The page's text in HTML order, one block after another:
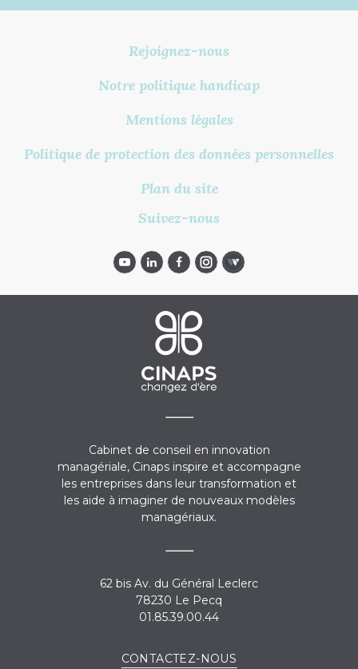
Cabinet de conseil en innovation
managériale, Cinaps inspire et accompagne
les entreprises dans leur transformation et
les aide à imaginer de nouveaux modèles
managériaux.
62 bis Av. du Général Leclerc
78230 Le Pecq
01.85.39.00.44
CONTACTEZ-NOUS
Rejoignez-nous
Notre politique handicap
Mentions légales
Politique de protection des données personnelles
Plan du site
Suivez-nous